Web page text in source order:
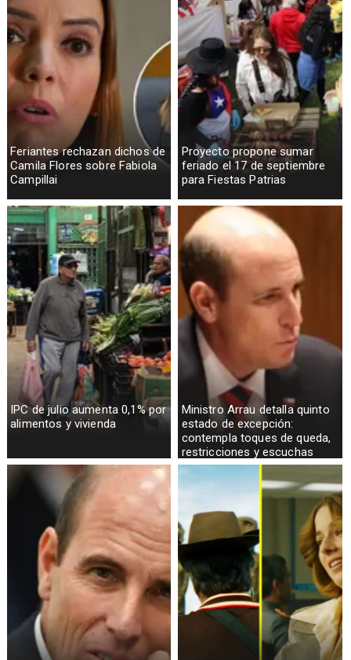
Feriantes rechazan dichos de
Camila Flores sobre Fabiola
Campillai
Proyecto propone sumar
feriado el 17 de septiembre
para Fiestas Patrias
IPC de julio aumenta 0,1% por
alimentos y vivienda
Ministro Arrau detalla quinto
estado de excepción:
contempla toques de queda,
restricciones y escuchas
telefónicas en zonas críticas